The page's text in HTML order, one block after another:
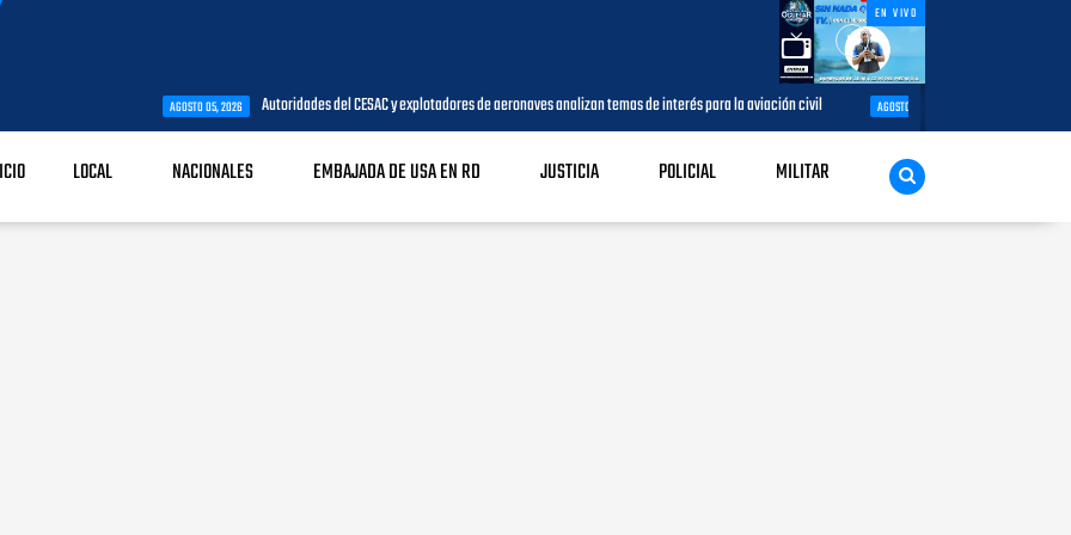
EN VIVO
Autoridades del CESAC y explotadores de aeronaves analizan temas de interés para la aviación civil AGOSTO 05, 2026 Más de 7,7 millones de visitantes
LOCAL NACIONALES EMBAJADA DE USA EN RD JUSTICIA POLICIAL MILITAR